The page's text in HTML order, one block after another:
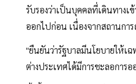
รับรองว่าเป็นบุคคลที่เดินทางเ
ออกไปก่อน เนื่องจากสถานกา
"ยืนยันว่ารัฐบาลมีนโยบายให้เ
ต่างประเทศได้มีการชะลอกา